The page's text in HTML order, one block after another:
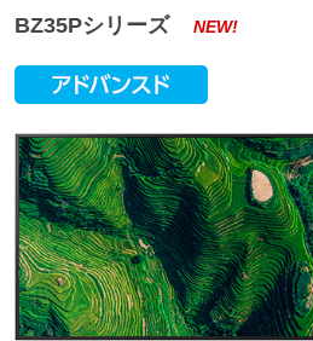
BZ35Pシリーズ NEW!